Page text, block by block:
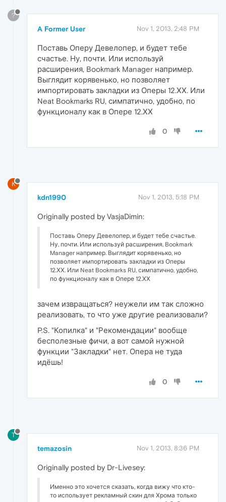
?
A Former User Nov 1, 2013, 2:48 PM
Поставь Оперу Девелопер, и будет тебе
счастье. Ну, почти. Или используй
расширения, Bookmark Manager например.
Выглядит корявенько, но позволяет
импортировать закладки из Оперы 12.ХХ. Или
Neat Bookmarks RU, симпатично, удобно, по
функционалу как в Опере 12.ХХ
0
K
kdn1990 Nov 1, 2013, 5:18 PM
Originally posted by VasjaDimin:
Поставь Оперу Девелопер, и будет тебе счастье.
Ну, почти. Или используй расширения, Bookmark
Manager например. Выглядит корявенько, но
позволяет импортировать закладки из Оперы
12.ХХ. Или Neat Bookmarks RU, симпатично, удобно,
по функционалу как в Опере 12.ХХ
зачем извращаться? неужели им так сложно
реализовать, то что уже другие реализовали?
P.S. "Копилка" и "Рекомендации" вообще
бесполезные фичи, а вот самой нужной
функции "Закладки" нет. Опера не туда
идёшь!
0
T
temazosin Nov 1, 2013, 8:36 PM
Originally posted by Dr-Livesey:
Именно это хочется сказать, когда вижу что кто-
то использует рекламный скин для Хрома только